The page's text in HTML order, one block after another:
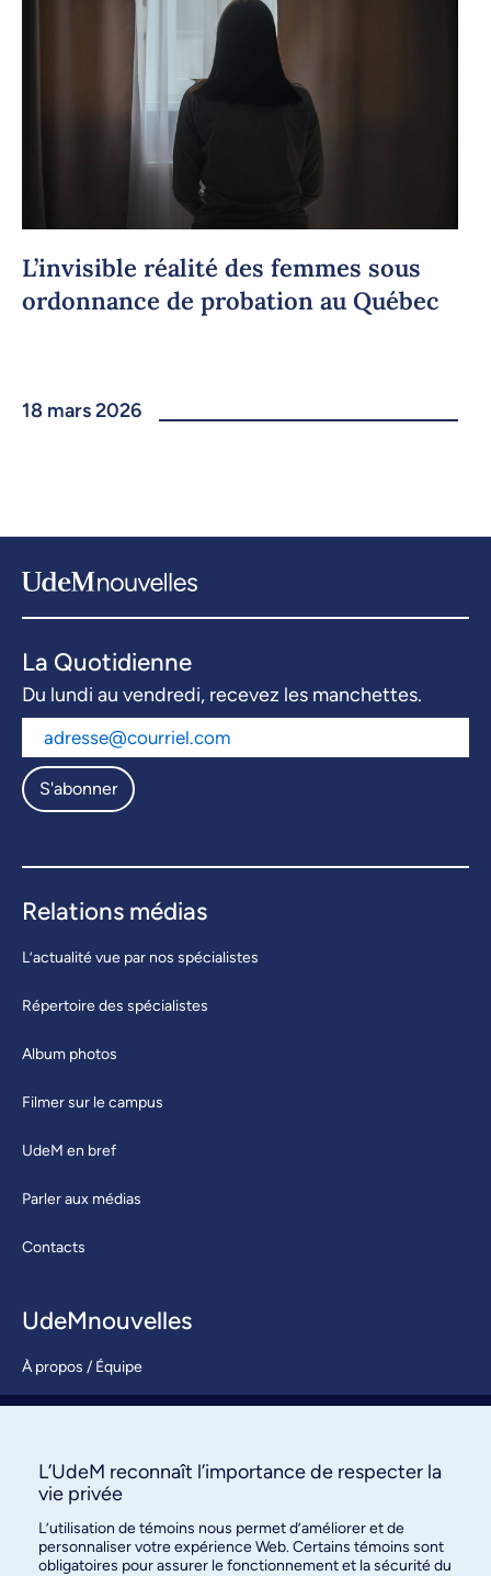
L’invisible réalité des femmes sous
ordonnance de probation au Québec
18 mars 2026
La Quotidienne
Du lundi au vendredi, recevez les manchettes.
S'abonner
Relations médias
L’actualité vue par nos spécialistes
Répertoire des spécialistes
Album photos
Filmer sur le campus
UdeM en bref
Parler aux médias
Contacts
UdeMnouvelles
À propos / Équipe
S’abonner
L’UdeM reconnaît l’importance de respecter la
vie privée
L’utilisation de témoins nous permet d’améliorer et de
personnaliser votre expérience Web. Certains témoins sont
obligatoires pour assurer le fonctionnement et la sécurité du